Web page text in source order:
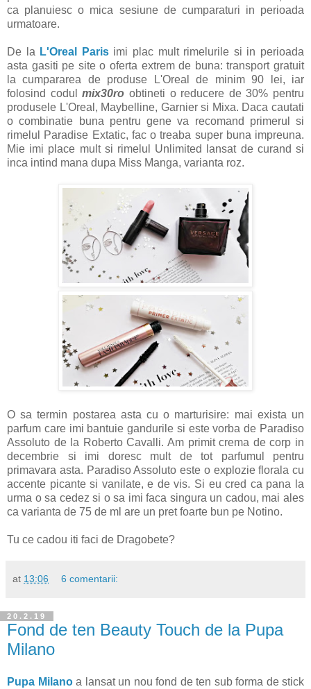
ca planuiesc o mica sesiune de cumparaturi in perioada
urmatoare.
De la L'Oreal Parisimi plac mult rimelurile si in perioada
asta gasiti pe site o oferta extrem de buna: transport gratuit
la cumpararea de produse L'Oreal de minim 90 lei, iar
folosind codulmix30ro obtineti o reducere de 30% pentru
produsele L'Oreal, Maybelline, Garnier si Mixa. Daca cautati
o combinatie buna pentru gene va recomand primerul si
rimelul Paradise Extatic, fac o treaba super buna impreuna.
Mie imi place mult si rimelul Unlimited lansat de curand si
inca intind mana dupa Miss Manga, varianta roz.
O sa termin postarea asta cu o marturisire: mai exista un
parfum care imi bantuie gandurile si este vorba de Paradiso
Assoluto de la Roberto Cavalli. Am primit crema de corp in
decembrie si imi doresc mult de tot parfumul pentru
primavara asta. Paradiso Assoluto este o explozie florala cu
accente picante si vanilate, e de vis. Si eu cred ca pana la
urma o sa cedez si o sa imi faca singura un cadou, mai ales
ca varianta de 75 de ml are un pret foarte bun pe Notino.
Tu ce cadou iti faci de Dragobete?
at 13:06 6 comentarii:
20.2.19
Fond de ten Beauty Touch de la Pupa
Milano
Pupa Milanoa lansat un nou fond de ten sub forma de stick